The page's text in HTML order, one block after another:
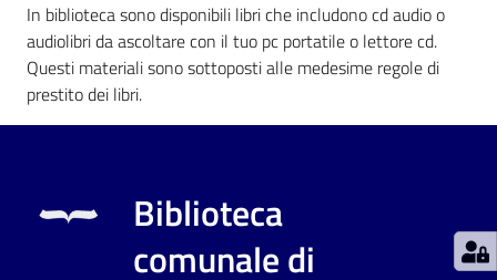
Catalogo
In biblioteca sono disponibili libri che includono cd audio o
audiolibri da ascoltare con il tuo pc portatile o lettore cd.
Questi materiali sono sottoposti alle medesime regole di
prestito dei libri.
Biblioteca
comunale di